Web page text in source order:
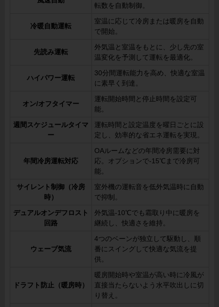
転数を自動制御。
冷暖自動運転
室温に応じて冷房または暖房を自動
で開始。
先読み運転
外気温と室温をもとに、少し先の室
温変化を予測して運転を最適化。
ハイパワー運転
30分間運転能力を高め、快適な室温
に素早く到達。
オン/オフタイマー
運転開始時間と停止時間を設定可
能。
週間スケジュールタイマ
ー
運転時間と設定温度を曜日ごとに設
定し、効率的な省エネ運転を実現。
年間冷房運転対応
OAルームなどの年間冷房需要に対
応。オプションで-15℃まで冷房可
能。
サイレント制御（冷房
時）
室外機の運転音を低外気温時に自動
で抑制。
デュアルオンデフロスト
回路
外気温-10℃でも霜取り中に暖房を
継続し、快適さを維持。
ウェーブ気流
4つのベーンが独立して駆動し、順
番にスイングして快適な気流を提
供。
ドラフト防止（暖房時）
暖房開始時や室温が高い時に冷風が
直接当たらないよう水平吹出しに切
り替え。